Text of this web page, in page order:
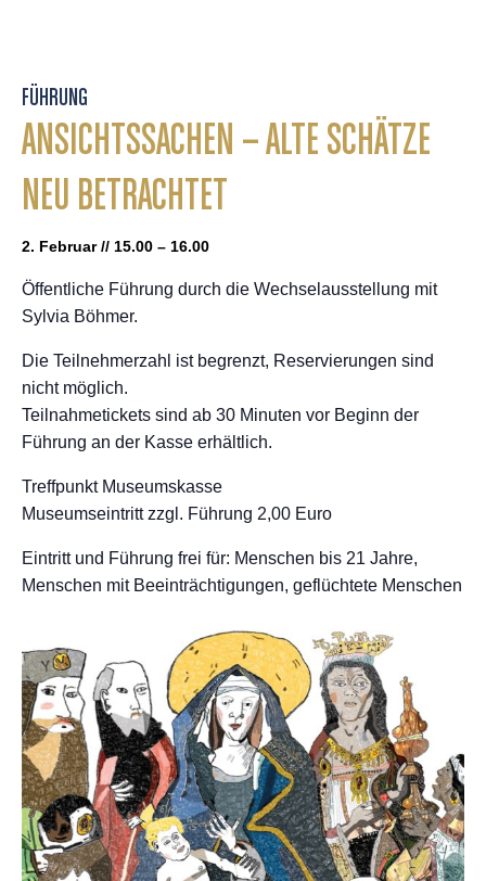
FÜHRUNG
ANSICHTSSACHEN – ALTE SCHÄTZE
NEU BETRACHTET
2. Februar // 15.00 – 16.00
Öffentliche Führung durch die Wechselausstellung mit
Sylvia Böhmer.
Die Teilnehmerzahl ist begrenzt, Reservierungen sind
nicht möglich.
Teilnahmetickets sind ab 30 Minuten vor Beginn der
Führung an der Kasse erhältlich.
Treffpunkt Museumskasse
Museumseintritt zzgl. Führung 2,00 Euro
Eintritt und Führung frei für: Menschen bis 21 Jahre,
Menschen mit Beeinträchtigungen, geflüchtete Menschen